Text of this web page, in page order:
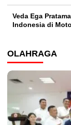
Veda Ega
Indonesia di
OLAHRAGA